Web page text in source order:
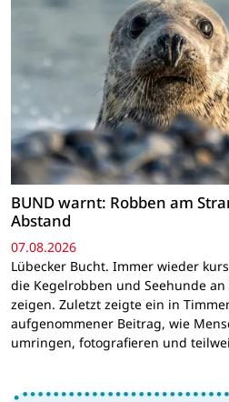
BUND warnt: Robben am
Abstand
07.08.2026
Lübecker Bucht. Immer wieder
die Kegelrobben und Seehunde
zeigen. Zuletzt zeigte ein in
aufgenommener Beitrag, wie
umringen, fotografieren und